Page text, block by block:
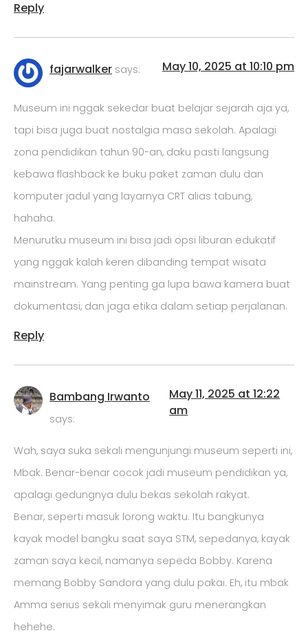
Reply
fajarwalker says: May 10, 2025 at 10:10 pm
Museum ini nggak sekedar buat belajar sejarah aja ya,
tapi bisa juga buat nostalgia masa sekolah. Apalagi
zona pendidikan tahun 90-an, daku pasti langsung
kebawa flashback ke buku paket zaman dulu dan
komputer jadul yang layarnya CRT alias tabung,
hahaha.
Menurutku museum ini bisa jadi opsi liburan edukatif
yang nggak kalah keren dibanding tempat wisata
mainstream. Yang penting ga lupa bawa kamera buat
dokumentasi, dan jaga etika dalam setiap perjalanan.
Reply
Bambang Irwanto
says:
May 11, 2025 at 12:22
am
Wah, saya suka sekali mengunjungi museum seperti ini,
Mbak. Benar-benar cocok jadi museum pendidikan ya,
apalagi gedungnya dulu bekas sekolah rakyat.
Benar, seperti masuk lorong waktu. Itu bangkunya
kayak model bangku saat saya STM, sepedanya, kayak
zaman saya kecil, namanya sepeda Bobby. Karena
memang Bobby Sandora yang dulu pakai. Eh, itu mbak
Amma serius sekali menyimak guru menerangkan
hehehe.